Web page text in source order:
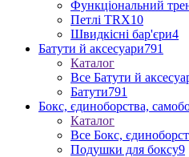
Функціональний
Петлі TRX10
Швидкісні бар'єри4
Батути й аксесуари791
Каталог
Все Батути й
Батути791
Бокс, єдиноборства,
Каталог
Все Бокс,
Подушки для боксу9